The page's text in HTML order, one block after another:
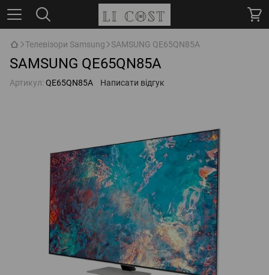
Телевізори Samsung SAMSUNG QE65QN85A
SAMSUNG QE65QN85A
Артикул: QE65QN85A Написати відгук